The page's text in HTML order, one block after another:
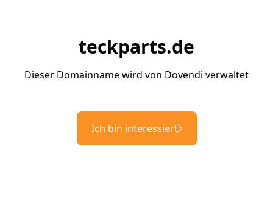
teckparts.de
Dieser Domainname wird von Dovendi verwaltet
Ich bin interessiert